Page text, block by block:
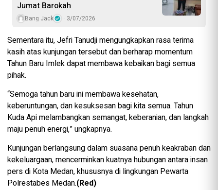
Jumat Barokah
Bang Jack 3/07/2026
Sementara itu, Jefri Tanudji mengungkapkan rasa terima
kasih atas kunjungan tersebut dan berharap momentum
Tahun Baru Imlek dapat membawa kebaikan bagi semua
pihak.
“Semoga tahun baru ini membawa kesehatan,
keberuntungan, dan kesuksesan bagi kita semua. Tahun
Kuda Api melambangkan semangat, keberanian, dan langkah
maju penuh energi,” ungkapnya.
Kunjungan berlangsung dalam suasana penuh keakraban dan
kekeluargaan, mencerminkan kuatnya hubungan antara insan
pers di Kota Medan, khususnya di lingkungan Pewarta
Polrestabes Medan.(Red)